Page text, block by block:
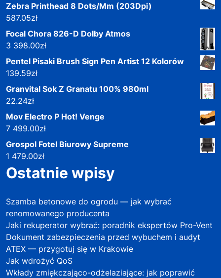
Zebra Printhead 8 Dots/Mm (203Dpi)
587.05zł
Focal Chora 826-D Dolby Atmos
3 398.00zł
Pentel Pisaki Brush Sign Pen Artist 12 Kolorów
139.59zł
Granvital Sok Z Granatu 100% 980ml
22.24zł
Mov Electro P Hot! Venge
7 499.00zł
Grospol Fotel Biurowy Supreme
1 479.00zł
Ostatnie wpisy
Szamba betonowe do ogrodu — jak wybrać
renomowanego producenta
Jaki rekuperator wybrać: poradnik ekspertów Pro-Vent
Dokument zabezpieczenia przed wybuchem i audyt
ATEX — przygotuj się w Krakowie
Jak wdrożyć QoS
Wkłady zmiękczająco-odżelaziające: jak poprawić